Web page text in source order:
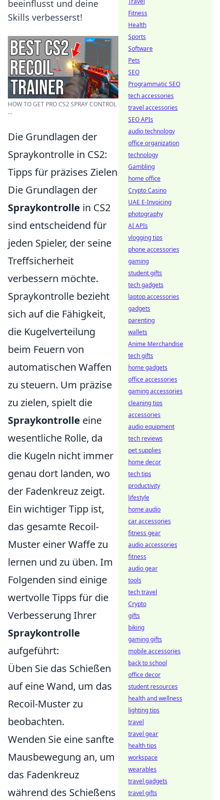
beeinflusst und deine
Skills verbesserst!
HOW TO GET PRO CS2 SPRAY CONTROL
...
Die Grundlagen der
Spraykontrolle in CS2:
Tipps für präzises Zielen
Die Grundlagen der
Spraykontrolle in CS2
sind entscheidend für
jeden Spieler, der seine
Treffsicherheit
verbessern möchte.
Spraykontrolle bezieht
sich auf die Fähigkeit,
die Kugelverteilung
beim Feuern von
automatischen Waffen
zu steuern. Um präzise
zu zielen, spielt die
Spraykontrolle eine
wesentliche Rolle, da
die Kugeln nicht immer
genau dort landen, wo
der Fadenkreuz zeigt.
Ein wichtiger Tipp ist,
das gesamte Recoil-
Muster einer Waffe zu
lernen und zu üben. Im
Folgenden sind einige
wertvolle Tipps für die
Verbesserung Ihrer
Spraykontrolle
aufgeführt:
Üben Sie das Schießen
auf eine Wand, um das
Recoil-Muster zu
beobachten.
Wenden Sie eine sanfte
Mausbewegung an, um
das Fadenkreuz
während des Schießens
Fitness
Health
Sports
Software
Pets
SEO
Programmatic SEO
tech accessories
travel accessories
SEO APIs
audio technology
office organization
technology
Gambling
home office
Crypto Casino
UAE E-Invoicing
photography
AI APIs
vlogging tips
phone accessories
gaming
student gifts
tech gadgets
laptop accessories
gadgets
parenting
wallets
Anime Merchandise
tech gifts
home gadgets
office accessories
gaming accessories
cleaning tips
accessories
audio equipment
tech reviews
pet supplies
home decor
tech tips
productivity
lifestyle
home audio
car accessories
fitness gear
audio accessories
fitness
audio gear
tools
tech travel
Crypto
gifts
biking
gaming gifts
mobile accessories
back to school
office decor
student resources
health and wellness
lighting tips
travel
travel gear
health tips
workspace
wearables
travel gadgets
travel gifts